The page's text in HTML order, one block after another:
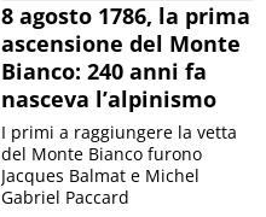
8 agosto 1786, la prima
ascensione del Monte
Bianco: 240 anni fa
nasceva l’alpinismo
I primi a raggiungere la vetta
del Monte Bianco furono
Jacques Balmat e Michel
Gabriel Paccard